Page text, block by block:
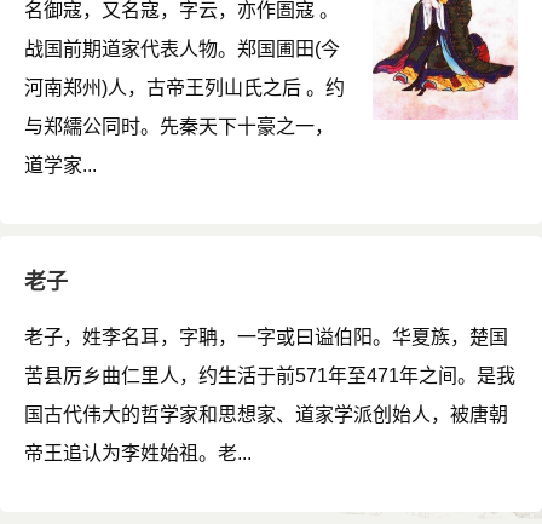
名御寇，又名寇，字云，亦作圄寇 。
战国前期道家代表人物。郑国圃田(今
河南郑州)人，古帝王列山氏之后 。约
与郑繻公同时。先秦天下十豪之一，
道学家...
老子
老子，姓李名耳，字聃，一字或曰谥伯阳。华夏族，楚国
苦县厉乡曲仁里人，约生活于前571年至471年之间。是我
国古代伟大的哲学家和思想家、道家学派创始人，被唐朝
帝王追认为李姓始祖。老...